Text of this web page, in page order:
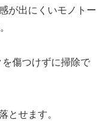
が出にくいモノトー
傷つけずに掃除で
とせます。